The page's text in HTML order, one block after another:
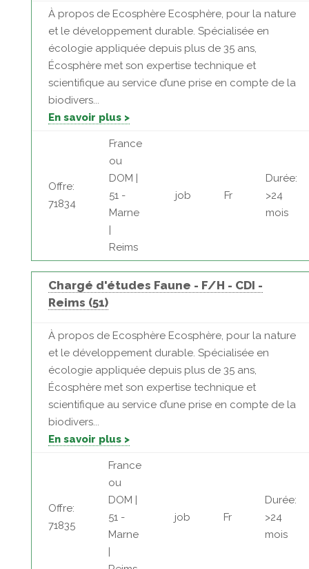
À propos de Ecosphère Ecosphère, pour la nature
et le développement durable. Spécialisée en
écologie appliquée depuis plus de 35 ans,
Écosphère met son expertise technique et
scientifique au service d’une prise en compte de la
biodivers...
En savoir plus >
Offre:
71834
France
ou
DOM |
51 -
Marne
|
Reims
job Fr
Durée:
>24
mois
Chargé d'études Faune - F/H - CDI -
Reims (51)
À propos de Ecosphère Ecosphère, pour la nature
et le développement durable. Spécialisée en
écologie appliquée depuis plus de 35 ans,
Écosphère met son expertise technique et
scientifique au service d’une prise en compte de la
biodivers...
En savoir plus >
Offre:
71835
France
ou
DOM |
51 -
Marne
|
job Fr
Durée:
>24
mois